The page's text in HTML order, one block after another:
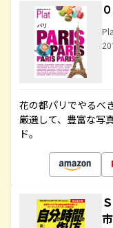
花の都パリでやるべ
厳選して、豊富な写
ド。